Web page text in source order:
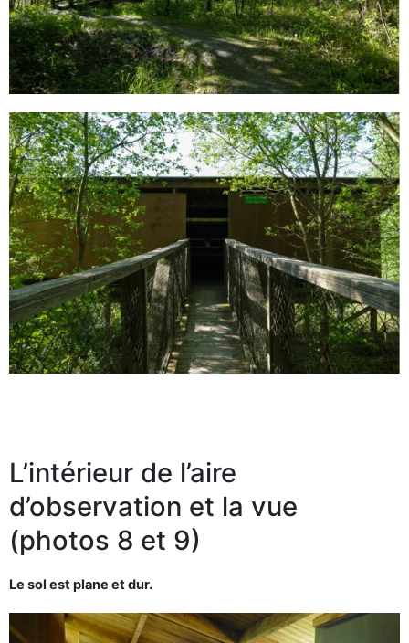
L’intérieur de l’aire
d’observation et la vue
(photos 8 et 9)
Le sol est plane et dur.